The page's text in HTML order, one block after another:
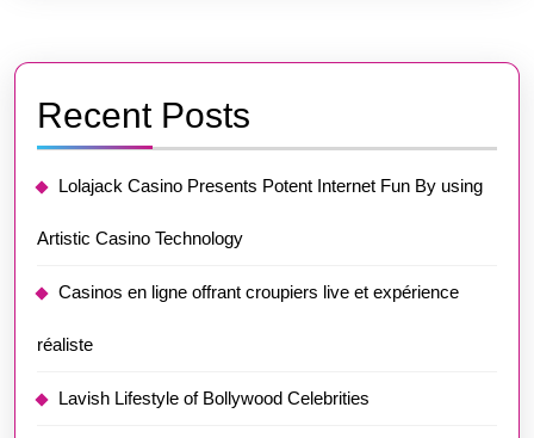
Recent Posts
Lolajack Casino Presents Potent Internet Fun By using
Artistic Casino Technology
Casinos en ligne offrant croupiers live et expérience
réaliste
Lavish Lifestyle of Bollywood Celebrities